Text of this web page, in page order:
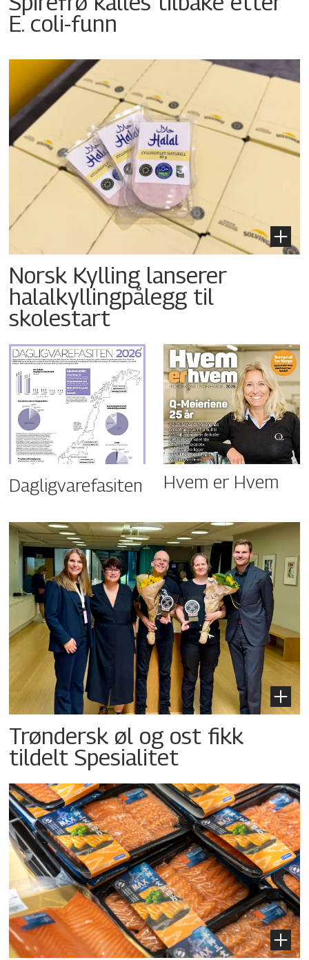
E. coli-funn
Norsk Kylling lanserer
halalkyllingpålegg til
skolestart
Dagligvarefasiten Hvem er Hvem
Trøndersk øl og ost fikk
tildelt Spesialitet